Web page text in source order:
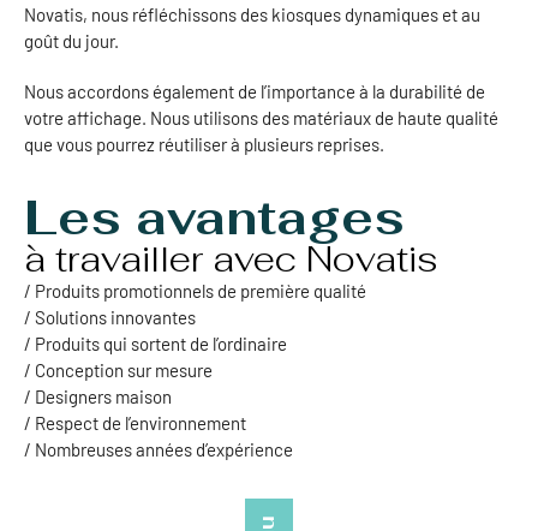
Novatis, nous réfléchissons des kiosques dynamiques et au
goût du jour.
Nous accordons également de l’importance à la durabilité de
votre affichage. Nous utilisons des matériaux de haute qualité
que vous pourrez réutiliser à plusieurs reprises.
Les avantages
à travailler avec Novatis
/ Produits promotionnels de première qualité
/ Solutions innovantes
/ Produits qui sortent de l’ordinaire
/ Conception sur mesure
/ Designers maison
/ Respect de l’environnement
/ Nombreuses années d’expérience